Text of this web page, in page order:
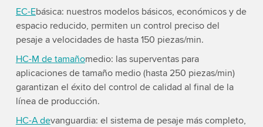
EC-Ebásica: nuestros modelos básicos, económicos y de
espacio reducido, permiten un control preciso del
pesaje a velocidades de hasta 150 piezas/min.
HC-M de tamañomedio: las superventas para
aplicaciones de tamaño medio (hasta 250 piezas/min)
garantizan el éxito del control de calidad al final de la
línea de producción.
HC-A devanguardia: el sistema de pesaje más completo,